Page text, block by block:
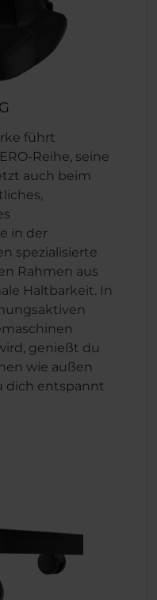
führt
Reihe, seine
auch beim
in der
spezialisierte
Rahmen aus
Haltbarkeit. In
genießt du
wie außen
dich entspannt